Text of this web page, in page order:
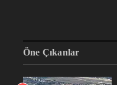
Öne Çıkanlar